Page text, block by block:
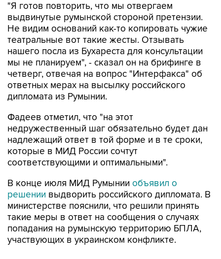
"Я готов повторить, что мы отвергаем
выдвинутые румынской стороной претензии.
Не видим оснований как-то копировать чужие
театральные вот такие жесты. Отзывать
нашего посла из Бухареста для консультации
мы не планируем", - сказал он на брифинге в
четверг, отвечая на вопрос "Интерфакса" об
ответных мерах на высылку российского
дипломата из Румынии.
Фадеев отметил, что "на этот
недружественный шаг обязательно будет дан
надлежащий ответ в той форме и в те сроки,
которые в МИД России сочтут
соответствующими и оптимальными".
В конце июля МИД Румынии объявил о
решении выдворить российского дипломата. В
министерстве пояснили, что решили принять
такие меры в ответ на сообщения о случаях
попадания на румынскую территорию БПЛА,
участвующих в украинском конфликте.